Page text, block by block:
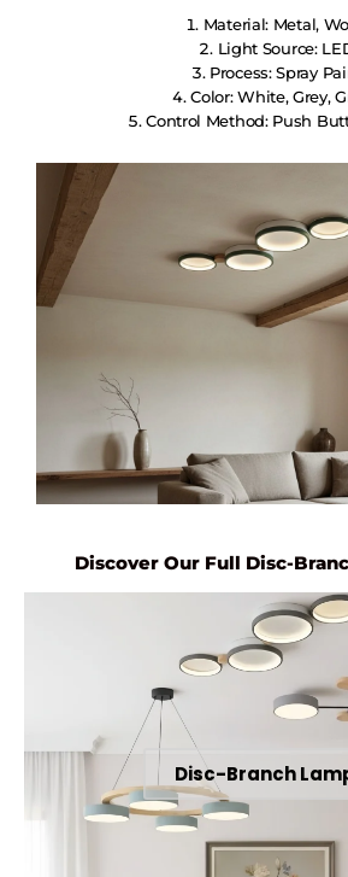
Material: Metal,
Light Source:
Process: Spray
Color: White, Grey,
Control Method: Push
Discover Our Full Disc-
Disc-Branch